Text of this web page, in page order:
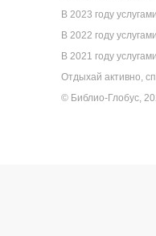
В 2023 году
В 2022 году
В 2021 году
Отдыхай активно,
© Библио-Глобус,